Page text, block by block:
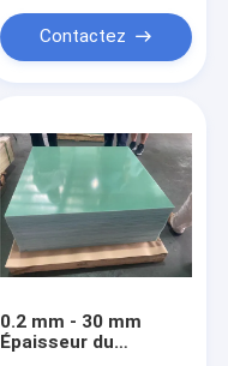
Contactez
0.2 mm - 30 mm
Épaisseur du